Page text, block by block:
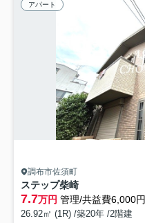
アパート
調布市佐須町
ステップ柴崎
7.7万円 管理/共益費6,000円
26.92㎡ (1R) /築20年 /2階建